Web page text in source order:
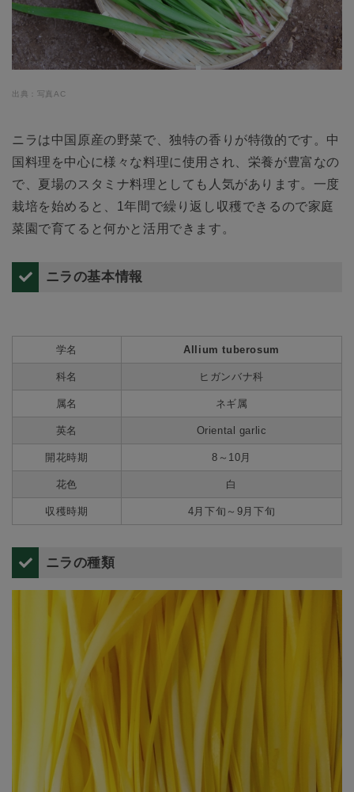
出典：写真AC
ニラは中国原産の野菜で、独特の香りが特徴的です。中
国料理を中心に様々な料理に使用され、栄養が豊富なの
で、夏場のスタミナ料理としても人気があります。一度
栽培を始めると、1年間で繰り返し収穫できるので家庭
菜園で育てると何かと活用できます。
ニラの基本情報
学名 Allium tuberosum
科名 ヒガンバナ科
属名 ネギ属
英名 Oriental garlic
開花時期 8～10月
花色 白
収穫時期 4月下旬～9月下旬
ニラの種類